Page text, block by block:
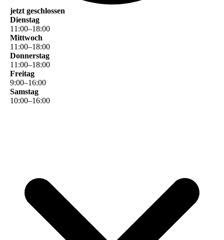
jetzt geschlossen
Dienstag
11 :00–18:00
Mittwoch
11 :00–18:00
Donnerstag
11 :00–18:00
Freitag
9:00–16:00
Samstag
10:00–16:00